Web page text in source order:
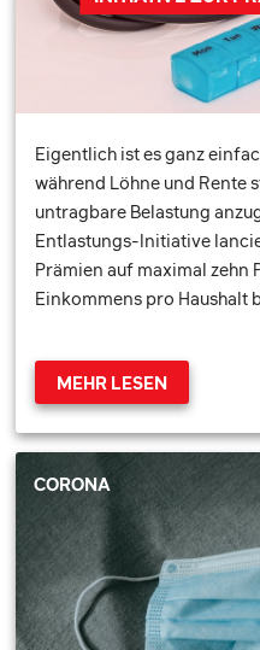
Eigentlich ist es ganz
während Löhne und Rente
untragbare Belastung
Entlastungs-Initiative
Prämien auf maximal zehn
Einkommens pro Haushalt
MEHR LESEN
CORONA